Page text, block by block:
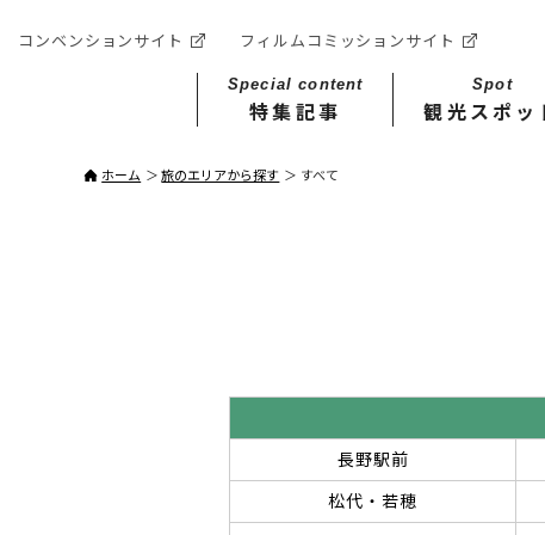
コンベンションサイト フィルムコミッションサイト
Special content
特集記事
Spot
観光スポッ
ホーム 旅のエリアから探す すべて
長野駅前
松代・若穂